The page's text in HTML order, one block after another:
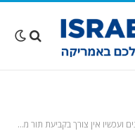
אין צורך בקביעת תור מראש